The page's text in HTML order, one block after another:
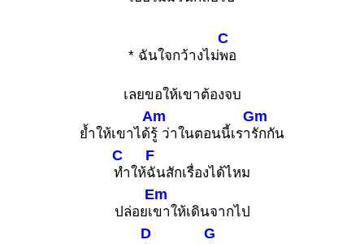
* ฉันใจกว้างไม่
C
พอ
เลยขอให้เขาต้องจบ
ย้ำให้เขาได้
Am
รู้ ว่าในตอนนี้เรา
Gm
รักกัน
C
ทำให้
F
ฉันสักเรื่องได้ไหม
ปล่อยเ
Em
ขาให้เดินจากไป
D G